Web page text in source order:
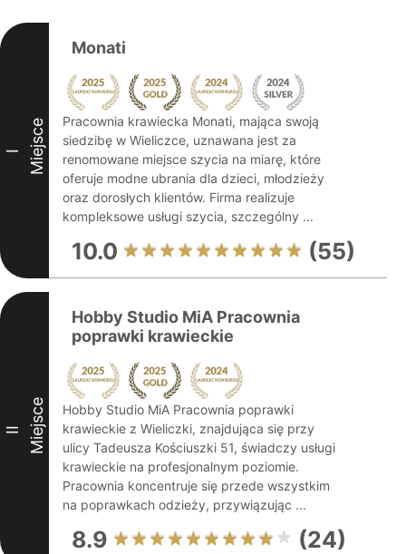
I Miejsce
Monati
Pracownia krawiecka Monati, mająca swoją
siedzibę w Wieliczce, uznawana jest za
renomowane miejsce szycia na miarę, które
oferuje modne ubrania dla dzieci, młodzieży
oraz dorosłych klientów. Firma realizuje
kompleksowe usługi szycia, szczególny ...
10.0 (55)
II Miejsce
Hobby Studio MiA Pracownia
poprawki krawieckie
Hobby Studio MiA Pracownia poprawki
krawieckie z Wieliczki, znajdująca się przy
ulicy Tadeusza Kościuszki 51, świadczy usługi
krawieckie na profesjonalnym poziomie.
Pracownia koncentruje się przede wszystkim
na poprawkach odzieży, przywiązując ...
8.9 (24)